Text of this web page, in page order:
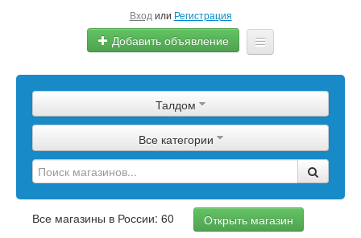
Вход или Регистрация
Добавить объявление
Сырье
Изделия
Оборудование
Услуги
Талдом
Все категории
Все магазины в России: 60 Открыть магазин